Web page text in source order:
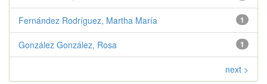
1
Fernández Rodríguez, Martha María
1
González González, Rosa
next >